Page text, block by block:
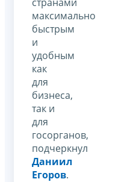
максимально
быстрым
и
удобным
как
для
бизнеса,
так и
для
госорганов,
подчеркнул
Даниил
Егоров.